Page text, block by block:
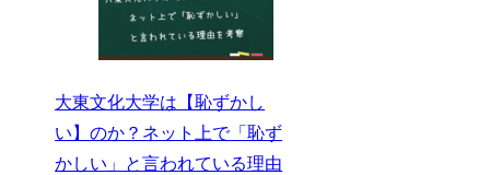
大東文化大学は【恥ずかし
い】のか？ネット上で「恥ず
かしい」と言われている理由